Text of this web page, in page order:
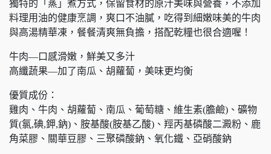
獨特的「蒸」煮方式，保留食材的原汁美味與營養，不添加
料理用油的健康烹調，爽口不油膩，吃得到細嫩味美的牛肉
與高湯精華凍，餐餐清爽無負擔，搭配乾糧也很合適喔！
牛肉—口感滑嫩，鮮美又多汁
高纖蔬果—加了南瓜、胡蘿蔔，美味更均衡
優質成份：
雞肉、牛肉、胡蘿蔔、南瓜、葡萄糖、維生素(膽鹼)、礦物
質(氯,碘,鉀,鈉)、胺基酸(胺基乙酸)、羥丙基磷酸二澱粉、鹿
角菜膠、關華豆膠、三聚磷酸鈉、氧化鐵、亞硝酸鈉